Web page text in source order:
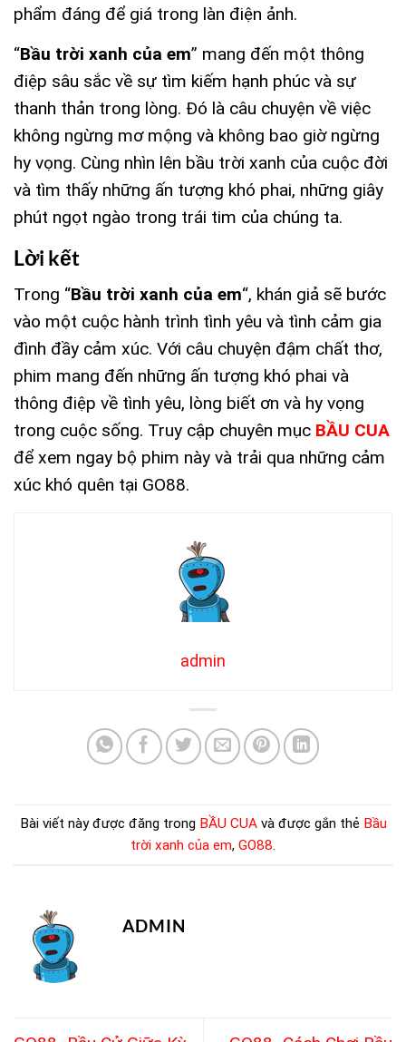
phẩm đáng để giá trong làn điện ảnh.
“Bầu trời xanh của em” mang đến một thông
điệp sâu sắc về sự tìm kiếm hạnh phúc và sự
thanh thản trong lòng. Đó là câu chuyện về việc
không ngừng mơ mộng và không bao giờ ngừng
hy vọng. Cùng nhìn lên bầu trời xanh của cuộc đời
và tìm thấy những ấn tượng khó phai, những giây
phút ngọt ngào trong trái tim của chúng ta.
Lời kết
Trong “Bầu trời xanh của em“, khán giả sẽ bước
vào một cuộc hành trình tình yêu và tình cảm gia
đình đầy cảm xúc. Với câu chuyện đậm chất thơ,
phim mang đến những ấn tượng khó phai và
thông điệp về tình yêu, lòng biết ơn và hy vọng
trong cuộc sống. Truy cập chuyên mục BẦU CUA
để xem ngay bộ phim này và trải qua những cảm
xúc khó quên tại GO88.
admin
Bài viết này được đăng trong BẦU CUAvà được gắn thẻ Bầu
trời xanh của em, GO88.
ADMIN